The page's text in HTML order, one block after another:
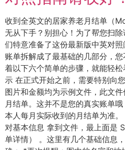
收到全英文的居家养老月结单（
无从下手？别担心！为了帮您扫
们特意准备了这份最新版中英对
账单拆解成了最基础的几部分，
着以下六个简单的步骤，就能轻
示 在正式开始之前，需要特别向
图片和金额均为示例文件，此文
月结单。这并不是您的真实账单
本人每月实际收到的月结单为准
对基本信息 拿到文件，最上面是
单详情） 。这里有几个基础信息